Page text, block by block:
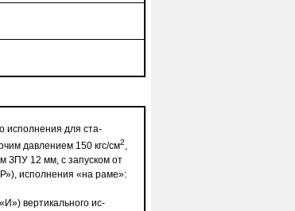
исполнения для ста­
давлением 150 кгс/см2,
ЗПУ 12 мм, с за­пуском от
исполнения «на раме»:
вертикального ис­